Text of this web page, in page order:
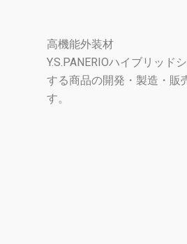
高機能外装材​
Y.S.PANERIOハイブリッド
する商品の開発・製造・販
す。